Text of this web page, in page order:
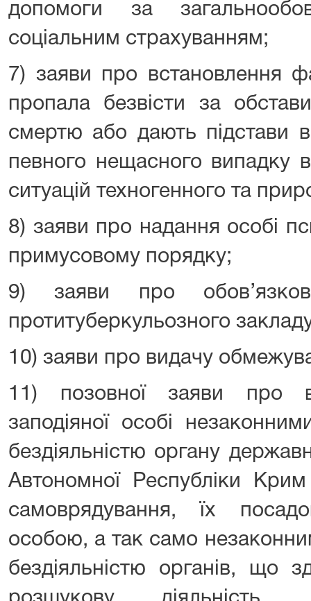
допомоги за
соціальним страхуванням;
7) заяви про встановлення
пропала безвісти за
смертю або дають підстави
певного нещасного випадку
ситуацій техногенного та
8) заяви про надання особі
примусовому порядку;
9) заяви про
протитуберкульозного
10) заяви про видачу
11) позовної заяви про
заподіяної особі
бездіяльністю органу
Автономної Республіки
самоврядування, їх
особою, а так само
бездіяльністю органів, що